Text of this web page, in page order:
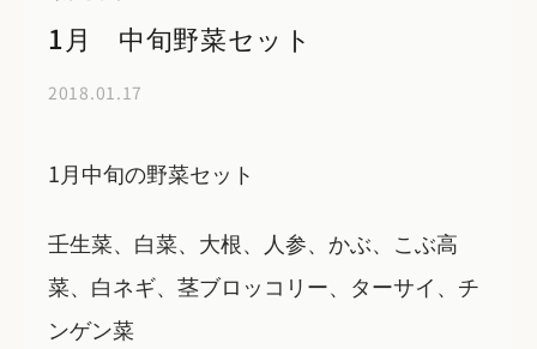
1月 中旬野菜セット
2018.01.17
1月中旬の野菜セット
壬生菜、白菜、大根、人参、かぶ、こぶ高
菜、白ネギ、茎ブロッコリー、ターサイ、チ
ンゲン菜